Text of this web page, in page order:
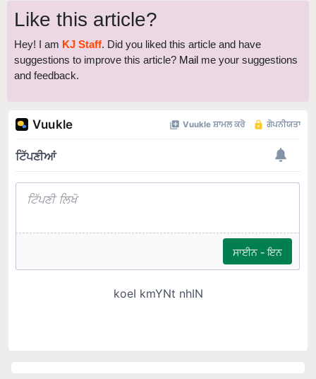
Like this article?
Hey! I am KJ Staff. Did you liked this article and have
suggestions to improve this article? Mail me your suggestions
and feedback.